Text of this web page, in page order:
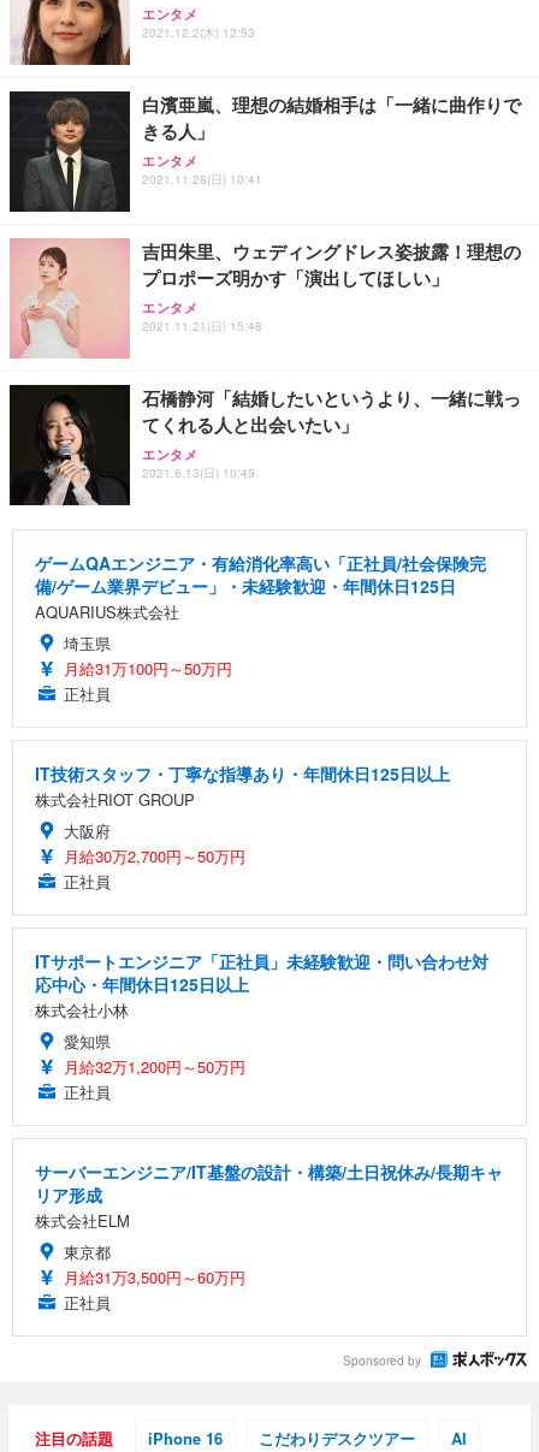
エンタメ
2021.12.2(木) 12:53
白濱亜嵐、理想の結婚相手は「一緒に曲作りで
きる人」
エンタメ
2021.11.28(日) 10:41
吉田朱里、ウェディングドレス姿披露！理想の
プロポーズ明かす「演出してほしい」
エンタメ
2021.11.21(日) 15:48
石橋静河「結婚したいというより、一緒に戦っ
てくれる人と出会いたい」
エンタメ
2021.6.13(日) 10:49
ゲームQAエンジニア・有給消化率高い「正社員/社会保険完
備/ゲーム業界デビュー」・未経験歓迎・年間休日125日
AQUARIUS株式会社
埼玉県
月給31万100円～50万円
正社員
IT技術スタッフ・丁寧な指導あり・年間休日125日以上
株式会社RIOT GROUP
大阪府
月給30万2,700円～50万円
正社員
ITサポートエンジニア「正社員」未経験歓迎・問い合わせ対
応中心・年間休日125日以上
株式会社小林
愛知県
月給32万1,200円～50万円
正社員
サーバーエンジニア/IT基盤の設計・構築/土日祝休み/長期キャ
リア形成
株式会社ELM
東京都
月給31万3,500円～60万円
正社員
Sponsored by
注目の話題 iPhone 16 こだわりデスクツアー AI